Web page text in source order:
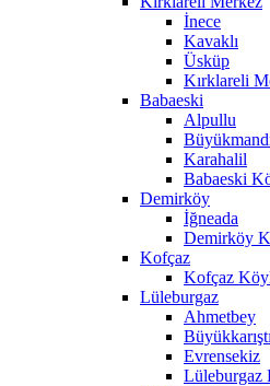
İnece
Kavaklı
Üsküp
Kırklareli
Babaeski
Alpullu
Karahalil
Babaeski
Demirköy
İğneada
Demirköy
Kofçaz
Kofçaz
Lüleburgaz
Ahmetbey
Evrensekiz
Lüleburgaz